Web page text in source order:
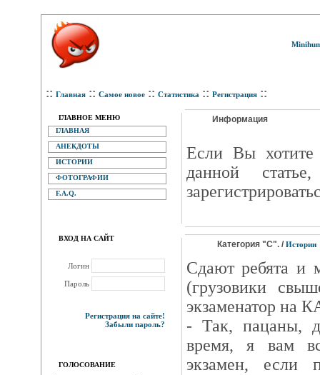
:: Главная :: Самое новое :: Статистика :: Регистрация ::
ГЛАВНОЕ МЕНЮ
ГЛАВНАЯ
АНЕКДОТЫ
ИСТОРИИ
ФОТОГРАФИИ
F.A.Q.
ВХОД НА САЙТ
Логин
Пароль
Регистрация на сайте!
Забыли пароль?
ГОЛОСОВАНИЕ
Информация
Eсли Вы хотите
данной
Категория "С". / Истории
Сдают ребята и
(грузовики
экзаменатор на
- Так, пацаны,
время, я вам
экзамен, если